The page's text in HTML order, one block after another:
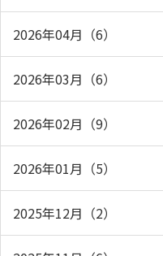
2026年04月（6）
2026年03月（6）
2026年02月（9）
2026年01月（5）
2025年12月（2）